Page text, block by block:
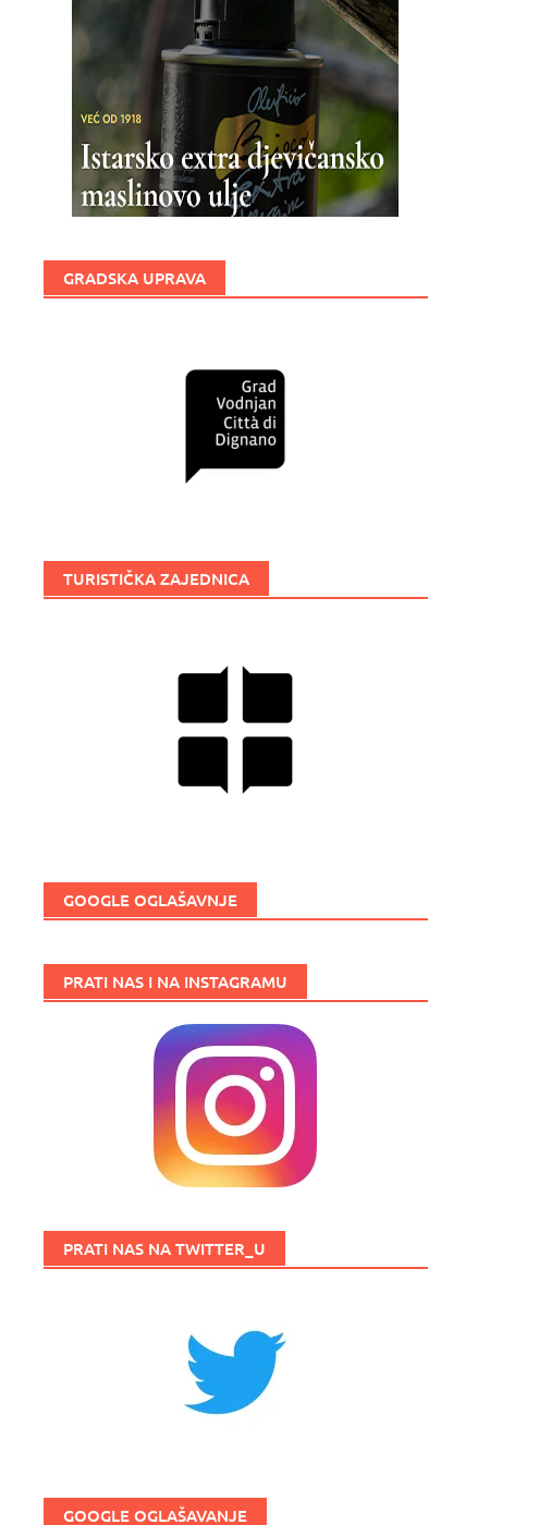
GRADSKA UPRAVA
TURISTIČKA ZAJEDNICA
GOOGLE OGLAŠAVNJE
PRATI NAS I NA INSTAGRAMU
PRATI NAS NA TWITTER_U
GOOGLE OGLAŠAVANJE